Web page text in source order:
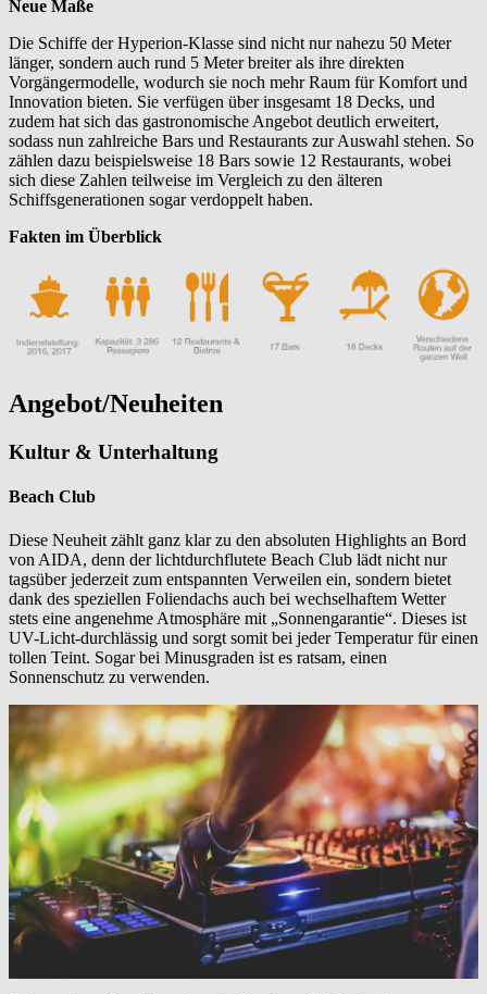
Neue Maße
Die Schiffe der Hyperion-Klasse sind nicht nur nahezu 50 Meter
länger, sondern auch rund 5 Meter breiter als ihre direkten
Vorgängermodelle, wodurch sie noch mehr Raum für Komfort und
Innovation bieten. Sie verfügen über insgesamt 18 Decks, und
zudem hat sich das gastronomische Angebot deutlich erweitert,
sodass nun zahlreiche Bars und Restaurants zur Auswahl stehen. So
zählen dazu beispielsweise 18 Bars sowie 12 Restaurants, wobei
sich diese Zahlen teilweise im Vergleich zu den älteren
Schiffsgenerationen sogar verdoppelt haben.
Fakten im Überblick
Angebot/Neuheiten
Kultur & Unterhaltung
Beach Club
Diese Neuheit zählt ganz klar zu den absoluten Highlights an Bord
von AIDA, denn der lichtdurchflutete Beach Club lädt nicht nur
tagsüber jederzeit zum entspannten Verweilen ein, sondern bietet
dank des speziellen Foliendachs auch bei wechselhaftem Wetter
stets eine angenehme Atmosphäre mit „Sonnengarantie“. Dieses ist
UV-Licht-durchlässig und sorgt somit bei jeder Temperatur für einen
tollen Teint. Sogar bei Minusgraden ist es ratsam, einen
Sonnenschutz zu verwenden.